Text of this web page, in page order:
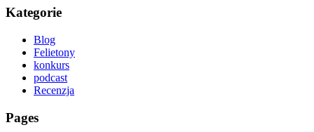
Kategorie
Blog
Felietony
konkurs
podcast
Recenzja
Pages